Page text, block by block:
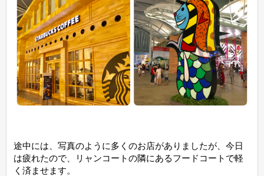
途中には、写真のように多くのお店がありましたが、今日
は疲れたので、リャンコートの隣にあるフードコートで軽
く済ませます。